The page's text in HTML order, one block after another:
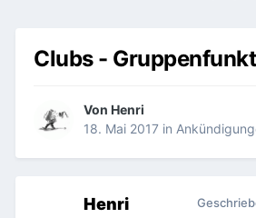
Clubs -
Von Henri
18. Mai 2017 in
Henri